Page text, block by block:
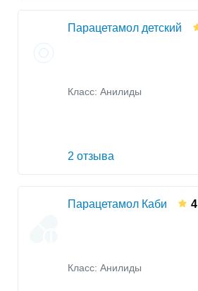
Парацетамол детский
Класс: Анилиды
2 отзыва
Парацетамол Каби 4
Класс: Анилиды